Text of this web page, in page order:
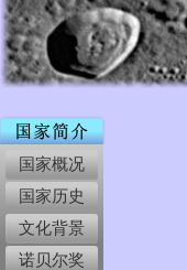
国家概况
国家历史
文化背景
诺贝尔奖